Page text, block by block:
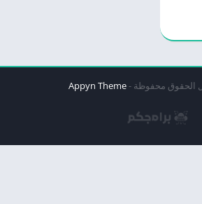
Appyn Theme